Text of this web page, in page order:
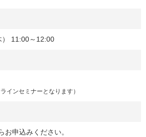
） 11:00～12:00
インセミナーとなります）
お申込みください。